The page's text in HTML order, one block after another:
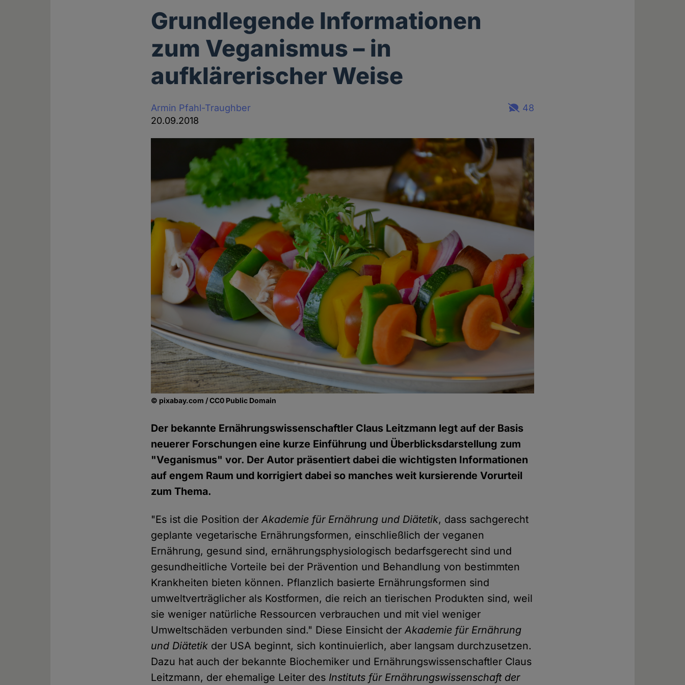
Grundlegende Informationen
zum Veganismus – in
aufklärerischer Weise
Armin Pfahl-Traughber
20.09.2018
48
© pixabay.com / CC0 Public Domain
Der bekannte Ernährungswissenschaftler Claus Leitzmann legt auf der Basis
neuerer Forschungen eine kurze Einführung und Überblicksdarstellung zum
"Veganismus" vor. Der Autor präsentiert dabei die wichtigsten Informationen
auf engem Raum und korrigiert dabei so manches weit kursierende Vorurteil
zum Thema.
"Es ist die Position derAkademie für Ernährung und Diätetik, dass sachgerecht
geplante vegetarische Ernährungsformen, einschließlich der veganen
Ernährung, gesund sind, ernährungsphysiologisch bedarfsgerecht sind und
gesundheitliche Vorteile bei der Prävention und Behandlung von bestimmten
Krankheiten bieten können. Pflanzlich basierte Ernährungsformen sind
umweltverträglicher als Kostformen, die reich an tierischen Produkten sind, weil
sie weniger natürliche Ressourcen verbrauchen und mit viel weniger
Umweltschäden verbunden sind." Diese Einsicht derAkademie für Ernährung
und Diätetik der USA beginnt, sich kontinuierlich, aber langsam durchzusetzen.
Dazu hat auch der bekannte Biochemiker und Ernährungswissenschaftler Claus
Leitzmann, der ehemalige Leiter des Instituts für Ernährungswissenschaft der